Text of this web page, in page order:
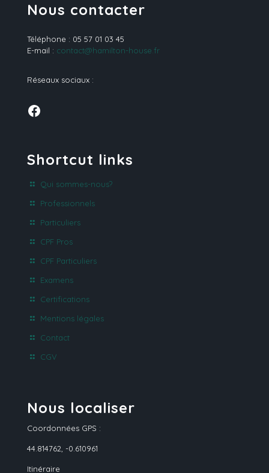
Nous contacter
Téléphone : 05 57 01 03 45
E-mail : contact@hamilton-house.fr
Réseaux sociaux :
Facebook
Shortcut links
Qui sommes-nous?
Professionnels
Particuliers
CPF Pros
CPF Particuliers
Examens
Certifications
Mentions légales
Contact
CGV
Nous localiser
Coordonnées GPS :
44.814762, -0.610961
Itinéraire